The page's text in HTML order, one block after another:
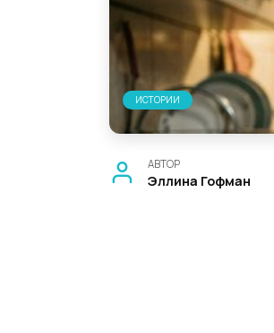
ИСТОРИИ
АВТОР
Эллина Гофман